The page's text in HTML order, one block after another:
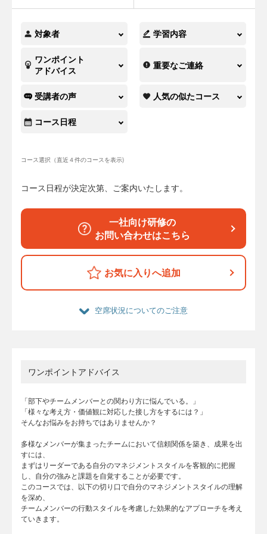
対象者 学習内容
ワンポイント
アドバイス
重要なご連絡
受講者の声 人気の似たコース
コース日程
コース選択（直近４件のコースを表示)
コース日程が決定次第、ご案内いたします。
一社向け研修の
お問い合わせはこちら
お気に入りへ追加
空席状況についてのご注意
ワンポイントアドバイス
「部下やチームメンバーとの関わり方に悩んでいる。」
「様々な考え方・価値観に対応した接し方をするには？」
そんなお悩みをお持ちではありませんか？
多様なメンバーが集まったチームにおいて信頼関係を築き、成果を出
すには、
まずはリーダーである自分のマネジメントスタイルを客観的に把握
し、自分の強みと課題を自覚することが必要です。
このコースでは、以下の切り口で自分のマネジメントスタイルの理解
を深め、
チームメンバーの行動スタイルを考慮した効果的なアプローチを考え
ていきます。